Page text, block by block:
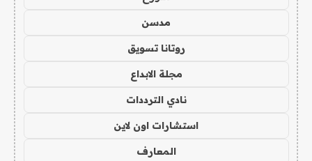
مدسن
روتانا تسويق
مجلة الابداع
نادي الترددات
استشارات اون لاين
المعارف